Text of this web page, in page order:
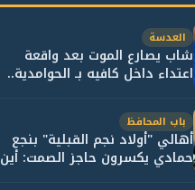
العدسة
شاب يصارع الموت بعد واقعة
اعتداء داخل كافيه بـ الحوامدية..
وأسرته...
باب المحافظ
أهالي "أولاد نجم القبلية" بنجع
حمادي يكسرون حاجز الصمت: أين
حقيقة...